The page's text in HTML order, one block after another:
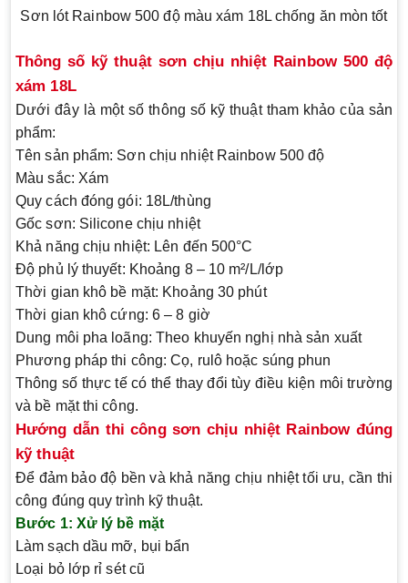
Sơn lót Rainbow 500 độ màu xám 18L chống ăn mòn tốt
Thông số kỹ thuật sơn chịu nhiệt Rainbow 500 độ
xám 18L
Dưới đây là một số thông số kỹ thuật tham khảo của sản
phẩm:
Tên sản phẩm: Sơn chịu nhiệt Rainbow 500 độ
Màu sắc: Xám
Quy cách đóng gói: 18L/thùng
Gốc sơn: Silicone chịu nhiệt
Khả năng chịu nhiệt: Lên đến 500°C
Độ phủ lý thuyết: Khoảng 8 – 10 m²/L/lớp
Thời gian khô bề mặt: Khoảng 30 phút
Thời gian khô cứng: 6 – 8 giờ
Dung môi pha loãng: Theo khuyến nghị nhà sản xuất
Phương pháp thi công: Cọ, rulô hoặc súng phun
Thông số thực tế có thể thay đổi tùy điều kiện môi trường
và bề mặt thi công.
Hướng dẫn thi công sơn chịu nhiệt Rainbow đúng
kỹ thuật
Để đảm bảo độ bền và khả năng chịu nhiệt tối ưu, cần thi
công đúng quy trình kỹ thuật.
Bước 1: Xử lý bề mặt
Làm sạch dầu mỡ, bụi bẩn
Loại bỏ lớp rỉ sét cũ